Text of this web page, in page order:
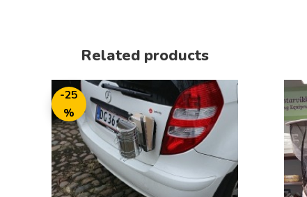
Related products
-25
%